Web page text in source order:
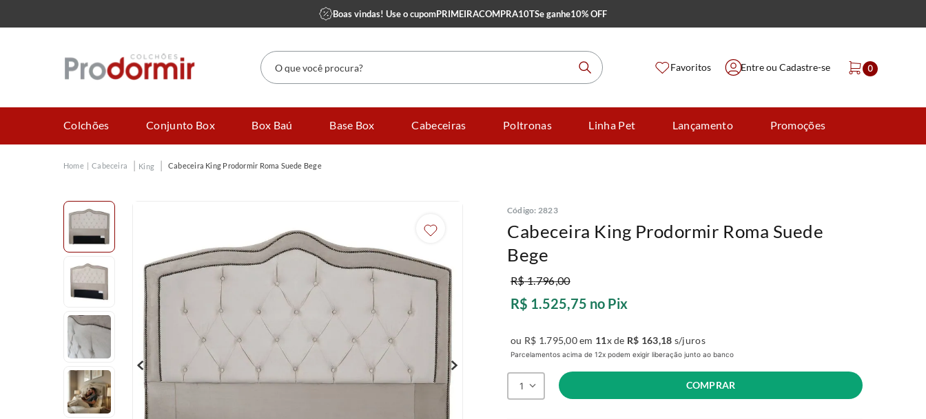
Boas vindas! Use o cupomPRIMEIRACOMPRA10TSe ganhe10% OFF
O que você procura?
Favoritos Entre ou Cadastre-se 0
Colchões Conjunto Box Box Baú Base Box Cabeceiras Poltronas Linha Pet Lançamento Promoções
Cabeceira King Cabeceira King Prodormir Roma Suede Bege
Código: 2823
Cabeceira King Prodormir Roma Suede
Bege
R$1.796,00
R$ 1.525,75 no Pix
ou R$ 1.795,00em 11x de R$ 163,18 s/juros
Parcelamentos acima de 12x podem exigir liberação junto ao banco
1 COMPRAR